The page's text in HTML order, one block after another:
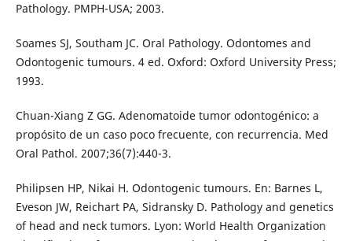
Pathology. PMPH-USA; 2003.
Soames SJ, Southam JC. Oral Pathology. Odontomes and
Odontogenic tumours. 4 ed. Oxford: Oxford University Press;
1993.
Chuan-Xiang Z GG. Adenomatoide tumor odontogénico: a
propósito de un caso poco frecuente, con recurrencia. Med
Oral Pathol. 2007;36(7):440-3.
Philipsen HP, Nikai H. Odontogenic tumours. En: Barnes L,
Eveson JW, Reichart PA, Sidransky D. Pathology and genetics
of head and neck tumors. Lyon: World Health Organization